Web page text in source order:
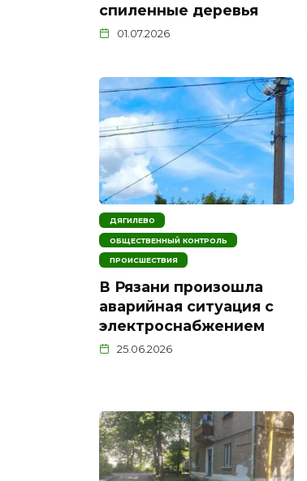
спиленные деревья
01.07.2026
ДЯГИЛЕВО
ОБЩЕСТВЕННЫЙ КОНТРОЛЬ
ПРОИСШЕСТВИЯ
В Рязани произошла
аварийная ситуация с
электроснабжением
25.06.2026